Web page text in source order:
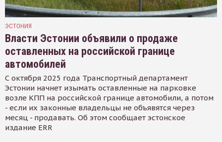
ЭСТОНИЯ
Власти Эстонии объявили о продаже
оставленных на российской границе
автомобилей
С октября 2025 года Транспортный департамент
Эстонии начнет изымать оставленные на парковке
возле КПП на российской границе автомобили, а потом
- если их законные владельцы не объявятся через
месяц - продавать. Об этом сообщает эстонское
издание ERR